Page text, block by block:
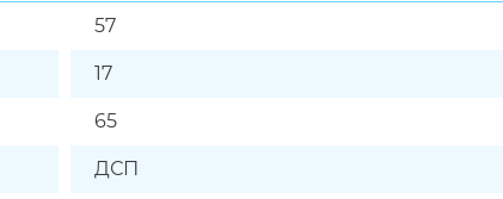
57
17
65
ДСП